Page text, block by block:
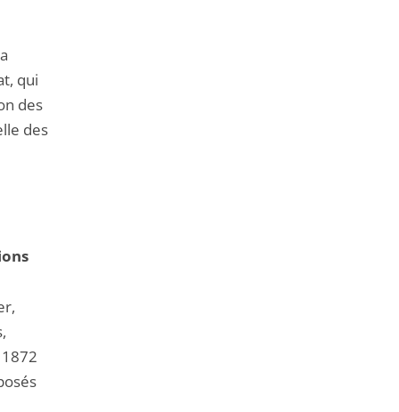
qui
des
des